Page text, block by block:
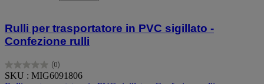
Rulli per trasportatore in PVC sigillato -
Confezione rulli
(0)
0.0
su
SKU : MIG6091806